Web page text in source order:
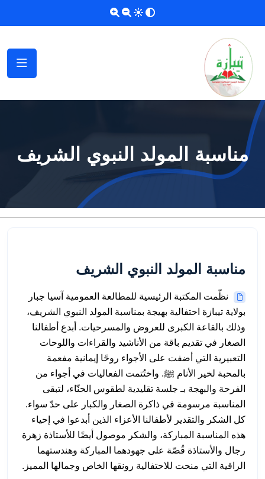
مناسبة المولد النبوي الشريف
مناسبة المولد النبوي الشريف
نظّمت المكتبة الرئيسية للمطالعة العمومية آسيا جبار
بولاية تيبازة احتفالية بهيجة بمناسبة المولد النبوي الشريف،
وذلك بالقاعة الكبرى للعروض والمسرحيات. أبدع أطفالنا
الصغار في تقديم باقة من الأناشيد والقراءات واللوحات
التعبيرية التي أضفت على الأجواء روحًا إيمانية مفعمة
بالمحبة لخير الأنام ﷺ. واختُتمت الفعاليات في أجواء من
الفرحة والبهجة بـ جلسة تقليدية لطقوس الحنّاء، لتبقى
المناسبة مرسومة في ذاكرة الصغار والكبار على حدّ سواء.
كل الشكر والتقدير لأطفالنا الأعزاء الذين أبدعوا في إحياء
هذه المناسبة المباركة، والشكر موصول أيضًا للأستاذة زهرة
رجال والأستاذة قُصّة على جهودهما المباركة وهندستهما
الراقية التي منحت للاحتفالية رونقها الخاص وجمالها المميز.